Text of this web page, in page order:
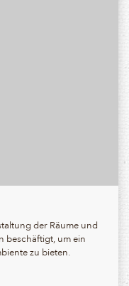
der Räume und
beschäftigt, um ein
zu bieten.